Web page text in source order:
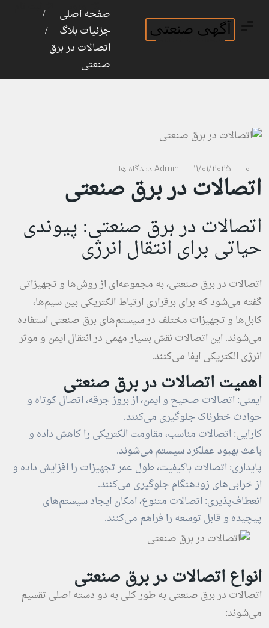
ورود
صفحه اصلی
جزئیات بلاگ
اتصالات در برق
صنعتی
Admin 11/01/2025 0 دیدگاه ها
اتصالات در برق صنعتی
اتصالات در برق صنعتی: پیوندی
حیاتی برای انتقال انرژی
اتصالات در برق صنعتی، به مجموعه‌ای از روش‌ها و تجهیزاتی
گفته می‌شود که برای برقراری ارتباط الکتریکی بین سیم‌ها،
کابل‌ها و تجهیزات مختلف در سیستم‌های برق صنعتی استفاده
می‌شوند. این اتصالات نقش بسیار مهمی در انتقال ایمن و موثر
انرژی الکتریکی ایفا می‌کنند.
اهمیت اتصالات در برق صنعتی
ایمنی: اتصالات صحیح و ایمن، از بروز جرقه، اتصال کوتاه و
حوادث خطرناک جلوگیری می‌کنند.
کارایی: اتصالات مناسب، مقاومت الکتریکی را کاهش داده و
باعث بهبود عملکرد سیستم می‌شوند.
پایداری: اتصالات باکیفیت، طول عمر تجهیزات را افزایش داده و
از خرابی‌های زودهنگام جلوگیری می‌کنند.
انعطاف‌پذیری: اتصالات متنوع، امکان ایجاد سیستم‌های
پیچیده و قابل توسعه را فراهم می‌کنند.
انواع اتصالات در برق صنعتی
اتصالات در برق صنعتی به طور کلی به دو دسته اصلی تقسیم
می‌شوند: